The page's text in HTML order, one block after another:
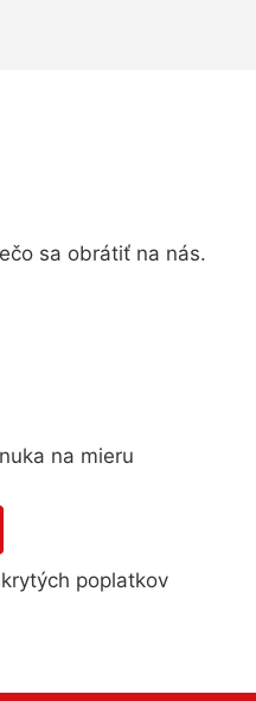
sa obrátiť na nás.
na mieru
poplatkov